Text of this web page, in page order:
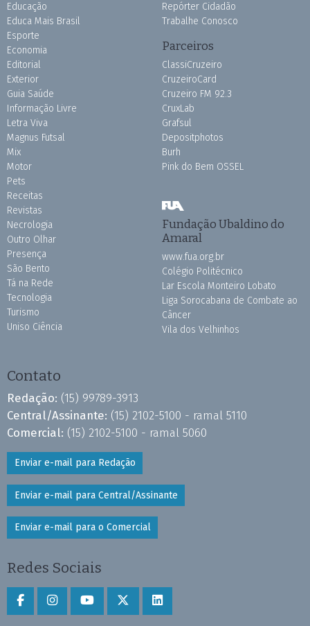
Educação
Educa Mais Brasil
Esporte
Economia
Editorial
Exterior
Guia Saúde
Informação Livre
Letra Viva
Magnus Futsal
Mix
Motor
Pets
Receitas
Revistas
Necrologia
Outro Olhar
Presença
São Bento
Tá na Rede
Tecnologia
Turismo
Uniso Ciência
Repórter Cidadão
Trabalhe Conosco
Parceiros
ClassiCruzeiro
CruzeiroCard
Cruzeiro FM 92.3
CruxLab
Grafsul
Depositphotos
Burh
Pink do Bem OSSEL
Fundação Ubaldino do
Amaral
www.fua.org.br
Colégio Politécnico
Lar Escola Monteiro Lobato
Liga Sorocabana de Combate ao
Câncer
Vila dos Velhinhos
Contato
Redação: (15) 99789-3913
Central/Assinante: (15) 2102-5100 - ramal 5110
Comercial: (15) 2102-5100 - ramal 5060
Enviar e-mail para Redação
Enviar e-mail para Central/Assinante
Enviar e-mail para o Comercial
Redes Sociais